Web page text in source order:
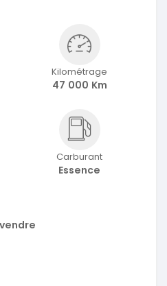
Kilométrage
47 000 Km
Carburant
Essence